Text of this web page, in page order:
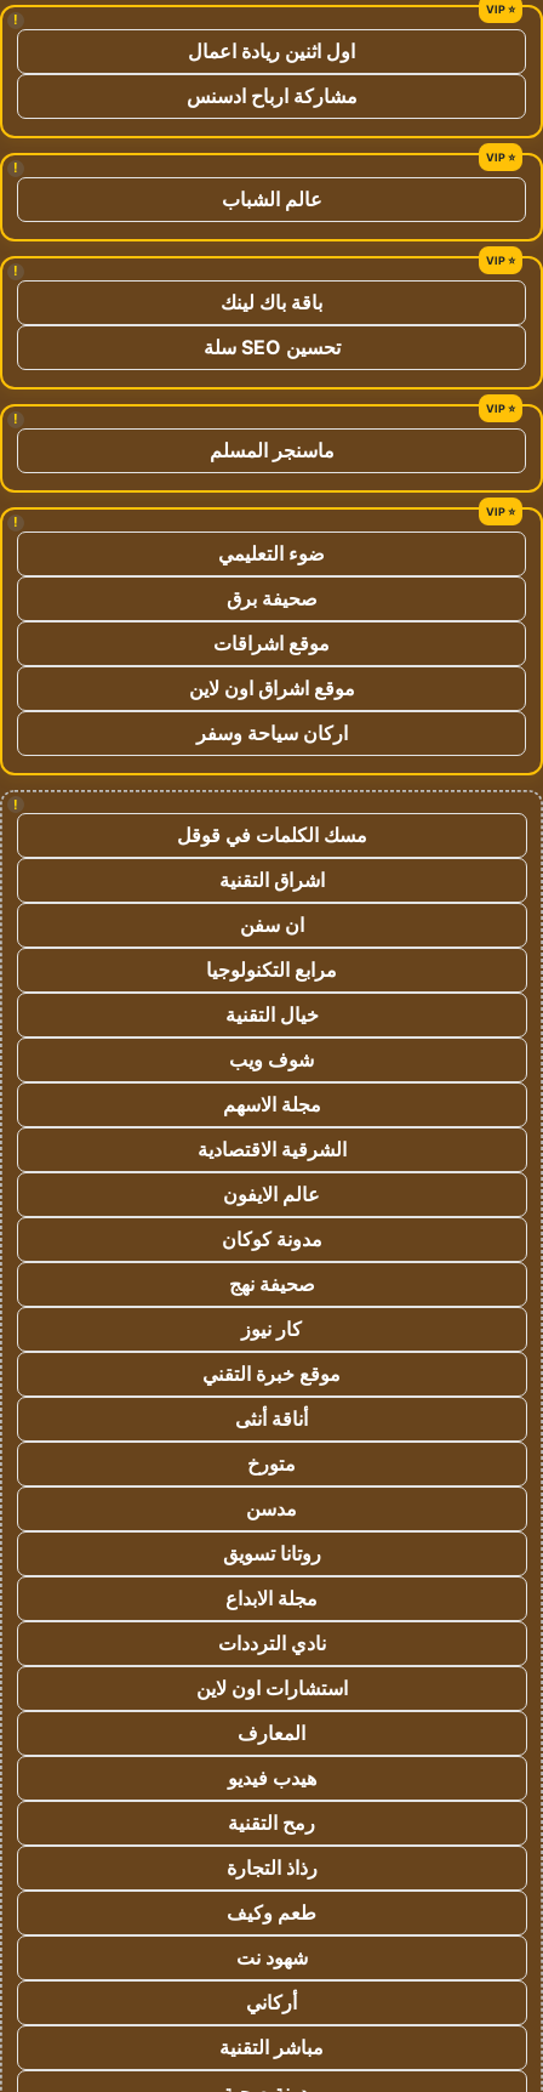
!
اول اثنين ريادة اعمال
مشاركة ارباح ادسنس
!
عالم الشباب
!
باقة باك لينك
تحسين SEO سلة
!
ماسنجر المسلم
!
ضوء التعليمي
صحيفة برق
موقع اشراقات
موقع اشراق اون لاين
اركان سياحة وسفر
!
مسك الكلمات في قوقل
اشراق التقنية
ان سفن
مرابع التكنولوجيا
خيال التقنية
شوف ويب
مجلة الاسهم
الشرقية الاقتصادية
عالم الايفون
مدونة كوكان
صحيفة نهج
كار نيوز
موقع خبرة التقني
أناقة أنثى
متورخ
مدسن
روتانا تسويق
مجلة الابداع
نادي الترددات
استشارات اون لاين
المعارف
هيدب فيديو
رمح التقنية
رذاذ التجارة
طعم وكيف
شهود نت
أركاني
مباشر التقنية